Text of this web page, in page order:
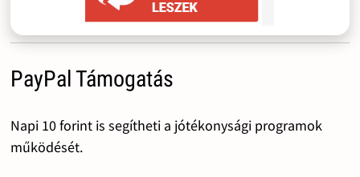
PayPal Támogatás
Napi 10 forint is segítheti a jótékonysági programok
működését.